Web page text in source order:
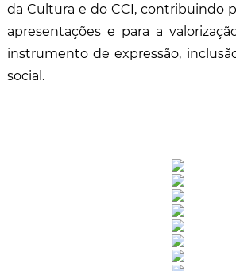
da Cultura e do CCI, contribuindo
apresentações e para a
instrumento de expressão,
social.